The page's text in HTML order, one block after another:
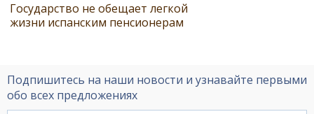
Государство не обещает легкой
жизни испанским пенсионерам
Подпишитесь на наши новости и узнавайте первыми
обо всех предложениях